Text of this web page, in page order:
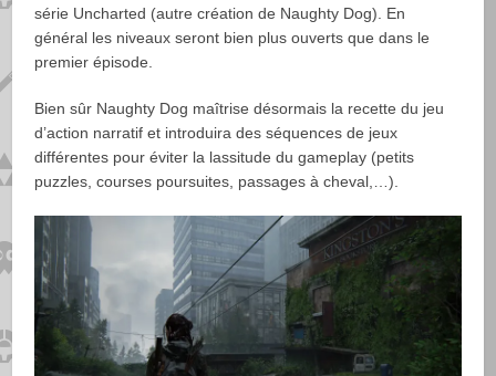
série Uncharted (autre création de Naughty Dog). En
général les niveaux seront bien plus ouverts que dans le
premier épisode.
Bien sûr Naughty Dog maîtrise désormais la recette du jeu
d’action narratif et introduira des séquences de jeux
différentes pour éviter la lassitude du gameplay (petits
puzzles, courses poursuites, passages à cheval,…).